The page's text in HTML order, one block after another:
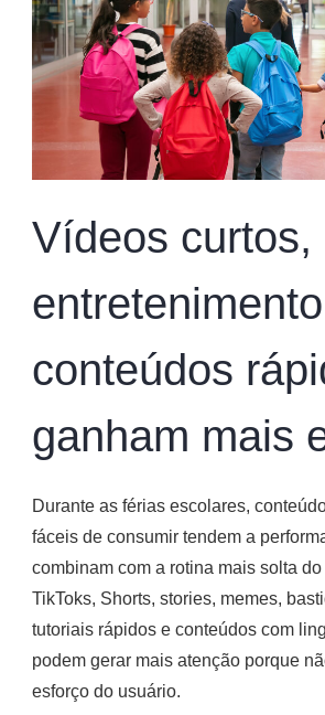
Vídeos curtos,
conteúdos
ganham mais
Durante as férias escolares,
fáceis de consumir tendem a
combinam com a rotina mais solta
TikToks, Shorts, stories, memes,
tutoriais rápidos e conteúdos com
podem gerar mais atenção porque
esforço do usuário.